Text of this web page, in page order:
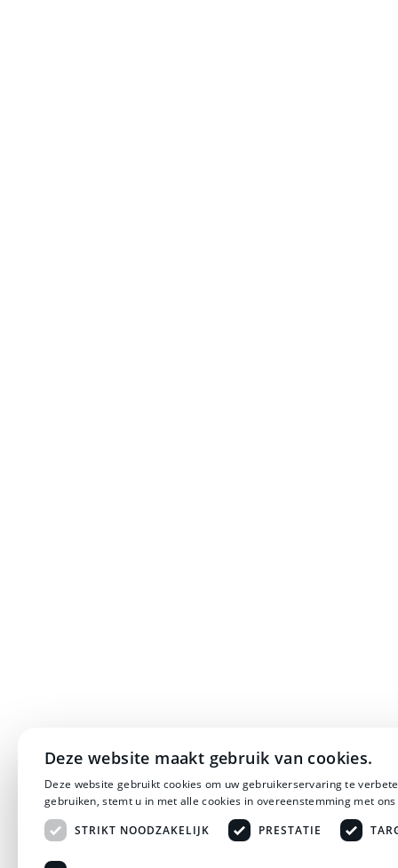
Deze website maakt gebruik van cookies.
Deze website gebruikt cookies om uw gebruikerservaring te
gebruiken, stemt u in met alle cookies in overeenstemming met
STRIKT NOODZAKELIJK
PRESTATIE